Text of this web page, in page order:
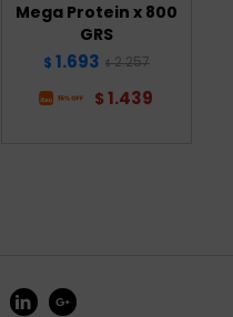
Mega Protein x 800
GRS
$ 1.693 $ 2.257
$ 1.439
 